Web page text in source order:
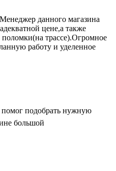
данного магазина
цене,а также
поломки(на трассе).Огромное
работу и уделенное
подобрать нужную
большой